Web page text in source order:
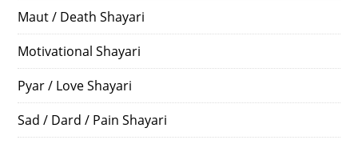
Maut / Death Shayari
Motivational Shayari
Pyar / Love Shayari
Sad / Dard / Pain Shayari